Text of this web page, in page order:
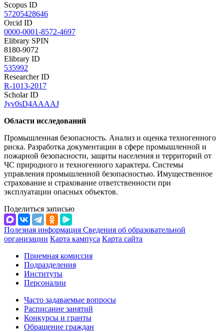
Scopus ID
57205428646
Orcid ID
0000-0001-8572-4697
Elibrary SPIN
8180-9072
Elibrary ID
535992
Researcher ID
R-1013-2017
Scholar ID
Jyv0sD4AAAAJ
Области исследований
Промышленная безопасность. Анализ и оценка техногенного
риска. Разработка документации в сфере промышленной и
пожарной безопасности, защиты населения и территорий от
ЧС природного и техногенного характера. Системы
управления промышленной безопасностью. Имущественное
страхование и страхование ответственности при
эксплуатации опасных объектов.
Поделиться записью
Полезная информация Сведения об образовательной
организации Карта кампуса Карта сайта
Приемная комиссия
Подразделения
Институты
Персоналии
Часто задаваемые вопросы
Расписание занятий
Конкурсы и гранты
Обращение граждан